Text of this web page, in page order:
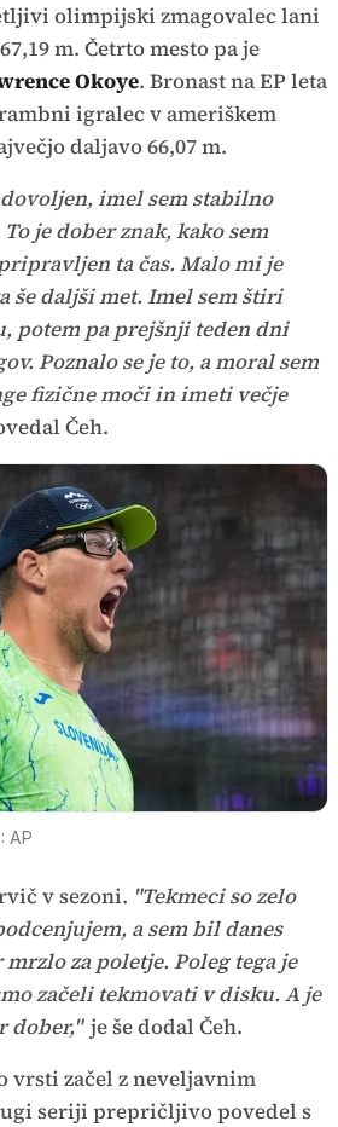
olimpijski zmagovalec lani
m. Četrto mesto pa je
Okoye. Bronast na EP leta
igralec v ameriškem
daljavo 66,07 m.
imel sem stabilno
je dober znak, kako sem
ta čas. Malo mi je
še daljši met. Imel sem štiri
potem pa prejšnji teden dni
Poznalo se je to, a moral sem
fizične moči in imeti večje
Čeh.
AP
v sezoni. "Tekmeci so zelo
a sem bil danes
za poletje. Poleg tega je
začeli tekmovati v disku. A je
dober," je še dodal Čeh.
vrsti začel z neveljavnim
seriji prepričljivo povedel s